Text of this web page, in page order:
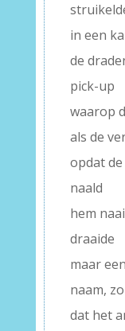
in een
de
pick-up
waarop
als de
opdat
naald
hem
draaide
maar
naam,
dat het